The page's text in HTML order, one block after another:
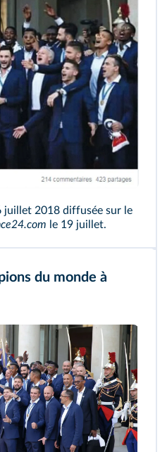
juillet 2018 diffusée sur le
le 19 juillet.
du monde à